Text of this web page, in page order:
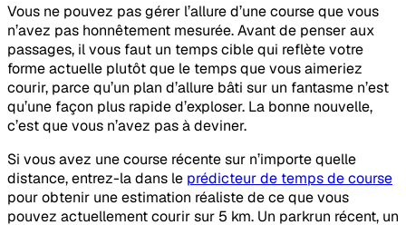
Vous ne pouvez pas gérer l’allure d’une course que vous
n’avez pas honnêtement mesurée. Avant de penser aux
passages, il vous faut un temps cible qui reflète votre
forme actuelle plutôt que le temps que vous aimeriez
courir, parce qu’un plan d’allure bâti sur un fantasme n’est
qu’une façon plus rapide d’exploser. La bonne nouvelle,
c’est que vous n’avez pas à deviner.
Si vous avez une course récente sur n’importe quelle
distance, entrez-la dans le prédicteur de temps de course
pour obtenir une estimation réaliste de ce que vous
pouvez actuellement courir sur 5 km. Un parkrun récent, un